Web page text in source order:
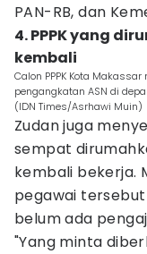
PAN-RB, dan
4. PPPK yang
kembali
Calon PPPK Kota
pengangkatan ASN di
(IDN Times/Asrhawi Muin)
Zudan juga
sempat
kembali bekerja.
pegawai
belum ada
"Yang minta